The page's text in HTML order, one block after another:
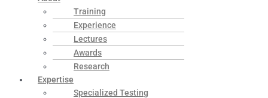
Training
Experience
Lectures
Awards
Research
Expertise
Specialized Testing